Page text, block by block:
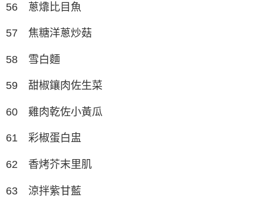
56 蔥㸆比目魚
57 焦糖洋蔥炒菇
58 雪白麵
59 甜椒鑲肉佐生菜
60 雞肉乾佐小黃瓜
61 彩椒蛋白盅
62 香烤芥末里肌
63 涼拌紫甘藍